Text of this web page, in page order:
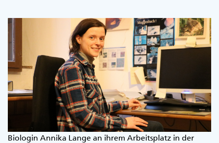
Biologin Annika Lange an ihrem Arbeitsplatz in der